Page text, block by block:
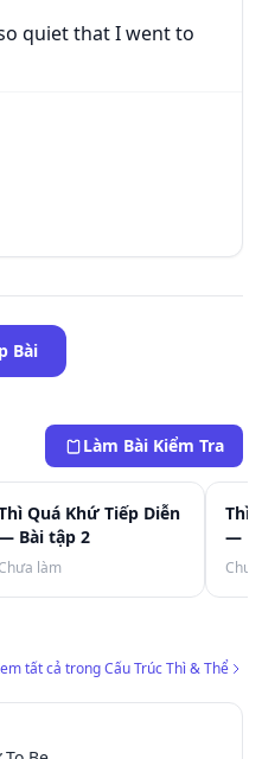
quiet that I went to
Bài
Làm Bài Kiểm Tra
Quá Khứ Tiếp Diễn
Bài tập 2
làm
Thì
—
tất cả trong Cấu Trúc Thì & Thể